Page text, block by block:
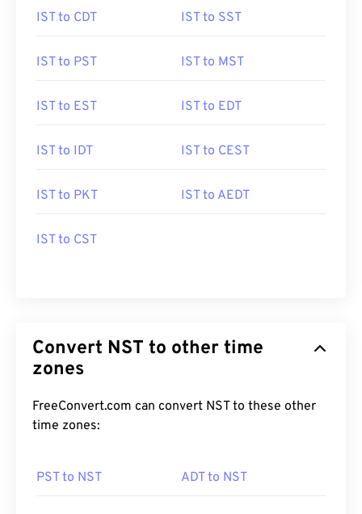
IST to CDT IST to SST
IST to PST IST to MST
IST to EST IST to EDT
IST to IDT IST to CEST
IST to PKT IST to AEDT
IST to CST
Convert NST to other time
zones
FreeConvert.com can convert NST to these other
time zones:
PST to NST ADT to NST